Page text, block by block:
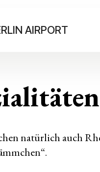
AIRPORT
natürlich auch